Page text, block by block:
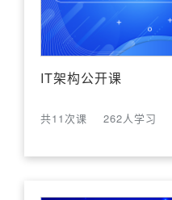
IT架构公开课
共11次课 262人学习